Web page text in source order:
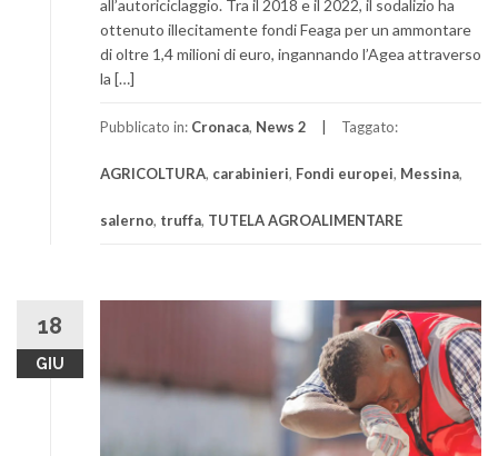
all’autoriciclaggio. Tra il 2018 e il 2022, il sodalizio ha
ottenuto illecitamente fondi Feaga per un ammontare
di oltre 1,4 milioni di euro, ingannando l’Agea attraverso
la […]
Pubblicato in: Cronaca, News 2 Taggato:
AGRICOLTURA, carabinieri, Fondi europei, Messina,
salerno, truffa, TUTELA AGROALIMENTARE
18
GIU